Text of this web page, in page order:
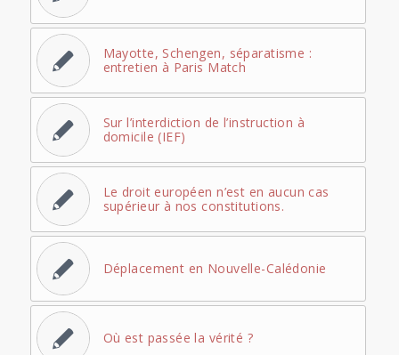
Mayotte, Schengen, séparatisme :
entretien à Paris Match
Sur l’interdiction de l’instruction à
domicile (IEF)
Le droit européen n’est en aucun cas
supérieur à nos constitutions.
Déplacement en Nouvelle-Calédonie
Où est passée la vérité ?